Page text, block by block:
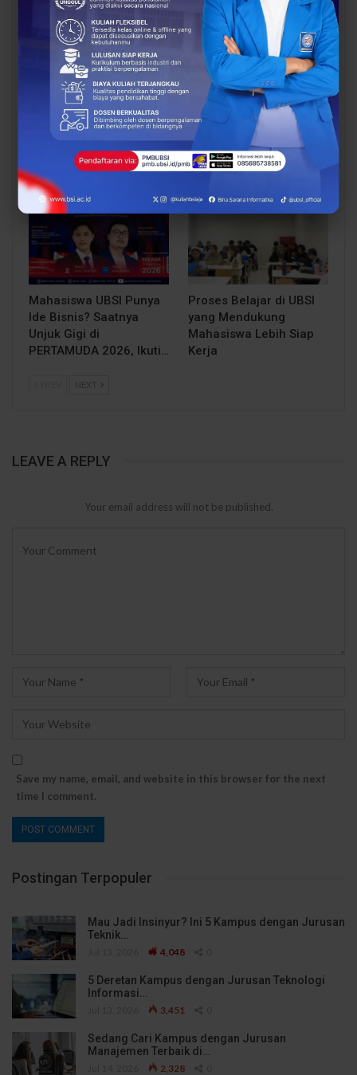
Siap Kuliah Berkualitas?
UBSI Cengkareng Gelar
Open Booth Spesial
dengan Beasiswa…
Lulusan Berdaya Saing
Dimulai dari
Kompetensi, UBSI
Kampus Cikampek
Bekali Mahasiswa…
EVENT
Mahasiswa UBSI Punya
Ide Bisnis? Saatnya
Unjuk Gigi di
PERTAMUDA 2026, Ikuti…
BERITA
Proses Belajar di UBSI
yang Mendukung
Mahasiswa Lebih Siap
Kerja
NEXT
LEAVE A REPLY
Your email address will not be published.
Save my name, email, and website in this browser for the next
time I comment.
Postingan Terpopuler
Mau Jadi Insinyur? Ini 5 Kampus dengan Jurusan
Teknik…
4,048
5 Deretan Kampus dengan Jurusan Teknologi
Informasi…
3,451
Sedang Cari Kampus dengan Jurusan
Manajemen Terbaik di…
2,328